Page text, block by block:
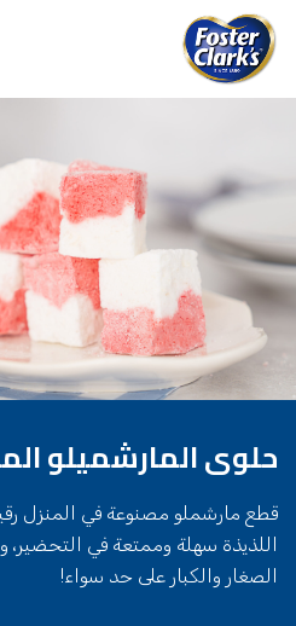
حلوى المارشميلو
قطع مارشملو مصنوعة في المنزل
اللذيذة سهلة وممتعة في
الصغار والكبار على حد سواء!